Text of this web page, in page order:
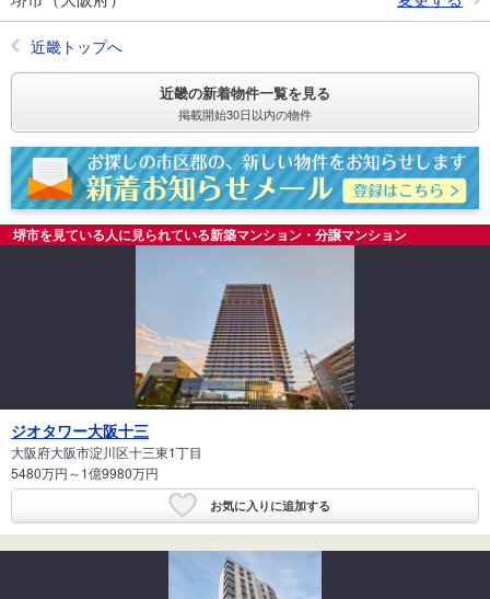
近畿トップへ
近畿の新着物件一覧を見る
掲載開始30日以内の物件
堺市を見ている人に見られている新築マンション・分譲マンション
ジオタワー大阪十三
大阪府大阪市淀川区十三東1丁目
5480万円～1億9980万円
お気に入りに追加する